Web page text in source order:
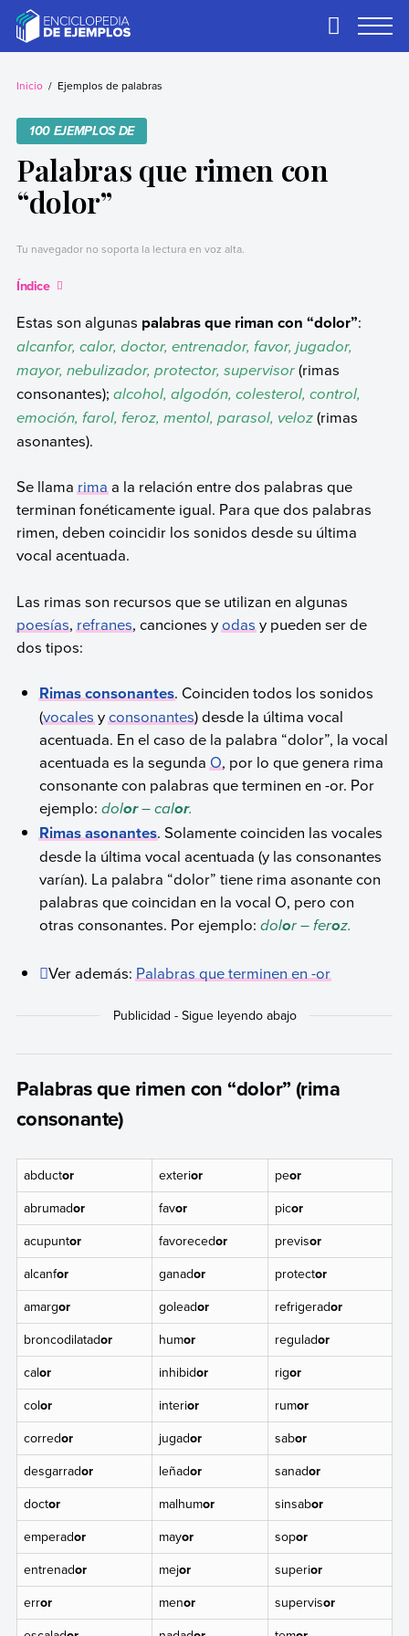
contentEjemplos
Necesitas ejemplos.
Primary
Inicio Ejemplos de palabras
100 EJEMPLOS DE
Palabras que rimen con
“dolor”
Tu navegador no soporta la lectura en voz alta.
Índice
Estas son algunas palabras que riman con “dolor”:
alcanfor, calor, doctor, entrenador, favor, jugador,
mayor, nebulizador, protector, supervisor(rimas
consonantes); alcohol, algodón, colesterol, control,
emoción, farol, feroz, mentol, parasol, veloz(rimas
asonantes).
Se llamarimaa la relación entre dos palabras que
terminan fonéticamente igual. Para que dos palabras
rimen, deben coincidir los sonidos desde su última
vocal acentuada.
Las rimas son recursos que se utilizan en algunas
poesías,refranes, canciones yodasy pueden ser de
dos tipos:
Rimas consonantes. Coinciden todos los sonidos
(vocalesyconsonantes) desde la última vocal
acentuada. En el caso de la palabra “dolor”, la vocal
acentuada es la segundaO, por lo que genera rima
consonante con palabras que terminen en -or. Por
ejemplo:dolor– calor.
Rimas asonantes. Solamente coinciden las vocales
desde la última vocal acentuada (y las consonantes
varían). La palabra “dolor” tiene rima asonante con
palabras que coincidan en la vocal O, pero con
otras consonantes. Por ejemplo:dolor – feroz.
Ver además:Palabras que terminen en -or
Palabras que rimen con “dolor” (rima
consonante)
abductor exterior peor
abrumador favor picor
acupuntor favorecedor previsor
alcanfor ganador protector
amargor goleador refrigerador
broncodilatador humor regulador
calor inhibidor rigor
color interior rumor
corredor jugador sabor
desgarrador leñador sanador
doctor malhumor sinsabor
emperador mayor sopor
entrenador mejor superior
error menor supervisor